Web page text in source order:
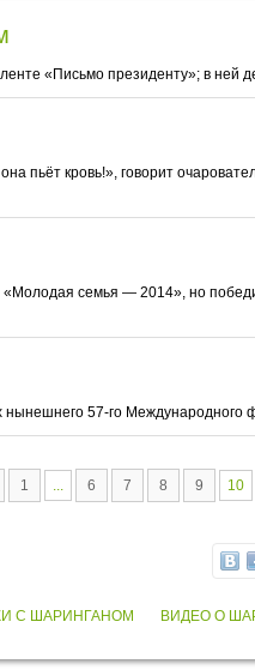
«Письмо президенту»; в ней
пьёт кровь!», говорит
семья — 2014», но
нынешнего 57-го
1 ... 6 7 8 9 10
С ШАРИНГАНОМ ВИДЕО О